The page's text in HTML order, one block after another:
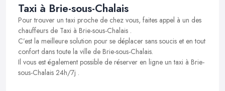
Taxi à Brie-sous-Chalais
Pour trouver un taxi proche de chez vous, faites appel à un des
chauffeurs de Taxi à Brie-sous-Chalais .
C’est la meilleure solution pour se déplacer sans soucis et en tout
confort dans toute la ville de Brie-sous-Chalais.
Il vous est également possible de réserver en ligne un taxi à Brie-
sous-Chalais 24h/7j .